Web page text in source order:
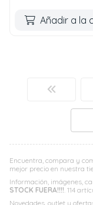
Encuentra, compara y
mejor precio en nuestra
Información, imágenes,
STOCK FUERA!!!!. 114
Novedades, outlet y
Añadir a la